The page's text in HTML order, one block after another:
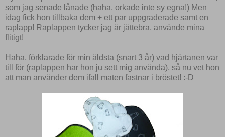
som jag senade lånade (haha, orkade inte sy egna!) Men
idag fick hon tillbaka dem + ett par uppgraderade samt en
raplapp! Raplappen tycker jag är jättebra, använde mina
flitigt!
Haha, förklarade för min äldsta (snart 3 år) vad hjärtanen var
till för (raplappen har hon ju sett mig använda), så nu vet hon
att man använder dem ifall maten fastnar i bröstet! :-D